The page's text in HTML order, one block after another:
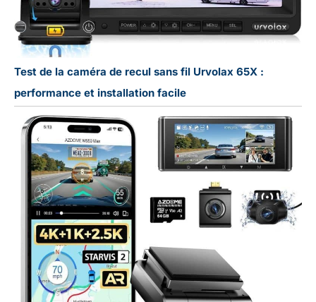
Test de la caméra de recul sans fil Urvolax 65X :
performance et installation facile